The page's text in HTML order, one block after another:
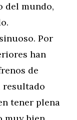
del mundo,
Por
han
de
resultado
tener plena